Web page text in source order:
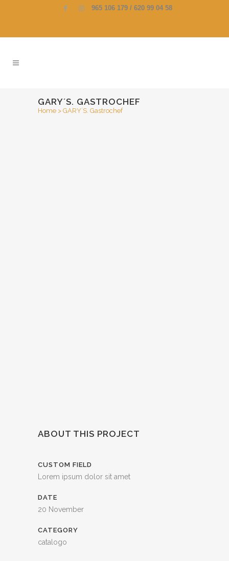
965 106 179 / 620 99 04 58
GARY´S. GASTROCHEF
Home > GARY´S. Gastrochef
ABOUT THIS PROJECT
CUSTOM FIELD
Lorem ipsum dolor sit amet
DATE
20 November
CATEGORY
catalogo